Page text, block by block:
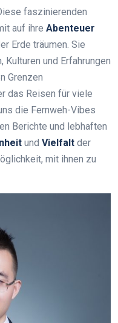
faszinierenden
auf ihre Abenteuer
Erde träumen. Sie
und Erfahrungen
Grenzen
das Reisen für viele
die Fernweh-Vibes
Berichte und lebhaften
und Vielfalt der
mit ihnen zu